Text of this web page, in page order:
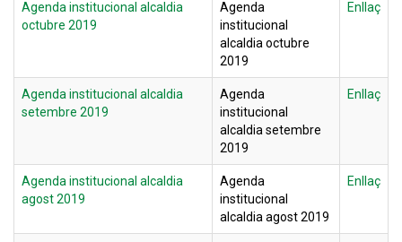
Agenda institucional alcaldia
octubre 2019
Agenda
institucional
alcaldia octubre
2019
Enllaç
Agenda institucional alcaldia
setembre 2019
Agenda
institucional
alcaldia setembre
2019
Enllaç
Agenda institucional alcaldia
agost 2019
Agenda
institucional
alcaldia agost 2019
Enllaç